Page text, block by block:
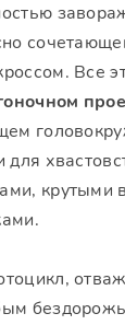
Все
крутыми